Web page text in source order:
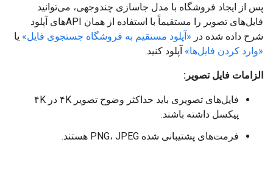
پس از ایجاد فروشگاه با مدل جاسازی چندوجهی، می‌توانید
فایل‌های تصویر را مستقیماً با استفاده از همان APIهای آپلود
شرح داده شده در «آپلود مستقیم به فروشگاه جستجوی فایل» یا
«وارد کردن فایل‌ها» آپلود کنید.
الزامات فایل تصویر:
فایل‌های تصویری باید حداکثر وضوح تصویر ۴K در ۴K
پیکسل داشته باشند.
فرمت‌های پشتیبانی شده PNG، JPEG هستند.